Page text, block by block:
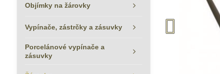
Objímky na žárovky
Vypínače, zástrčky a zásuvky
Porcelánové vypínače a
zásuvky